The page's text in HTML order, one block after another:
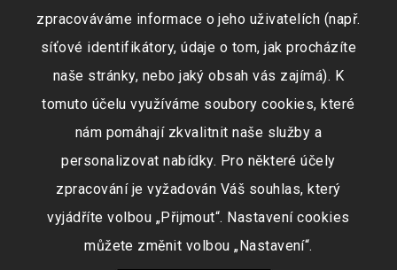
zpracováváme informace o jeho uživatelích (např.
síťové identifikátory, údaje o tom, jak procházíte
naše stránky, nebo jaký obsah vás zajímá). K
tomuto účelu využíváme soubory cookies, které
nám pomáhají zkvalitnit naše služby a
personalizovat nabídky. Pro některé účely
zpracování je vyžadován Váš souhlas, který
vyjádříte volbou „Přijmout“. Nastavení cookies
můžete změnit volbou „Nastavení“.